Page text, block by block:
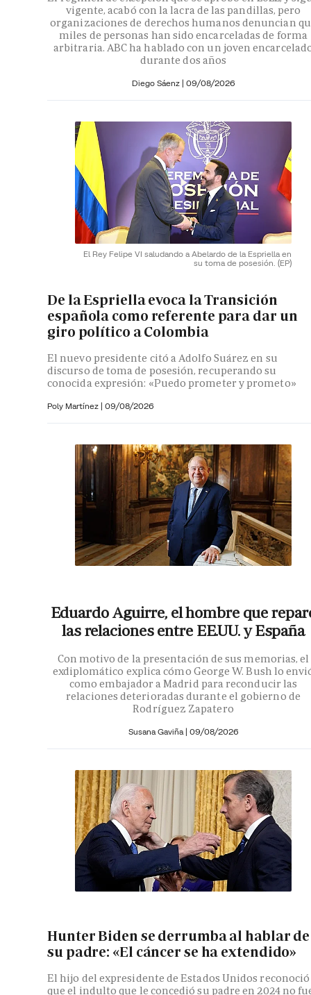
vigente, acabó con la lacra de las pandillas, pero
organizaciones de derechos humanos denuncian
miles de personas han sido encarceladas de forma
arbitraria. ABC ha hablado con un joven
durante dos años
Diego Sáenz | 09/08/2026
El Rey Felipe VI saludando a Abelardo de la Espriella en
su toma de posesión. (EP)
De la Espriella evoca la Transición
española como referente para dar un
giro político a Colombia
El nuevo presidente citó a Adolfo Suárez en su
discurso de toma de posesión, recuperando su
conocida expresión: «Puedo prometer y prometo»
Poly Martínez | 09/08/2026
Eduardo Aguirre, el hombre que
las relaciones entre EE.UU. y España
Con motivo de la presentación de sus memorias, el
exdiplomático explica cómo George W. Bush lo
como embajador a Madrid para reconducir las
relaciones deterioradas durante el gobierno de
Rodríguez Zapatero
Susana Gaviña | 09/08/2026
Hunter Biden se derrumba al hablar de
su padre: «El cáncer se ha extendido»
El hijo del expresidente de Estados Unidos reconoció
que el indulto que le concedió su padre en 2024 no